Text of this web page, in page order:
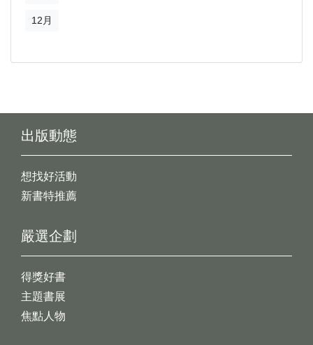
12月
出版動態
想找好活動
新書特推薦
嚴選企劃
得獎好書
主題書展
焦點人物